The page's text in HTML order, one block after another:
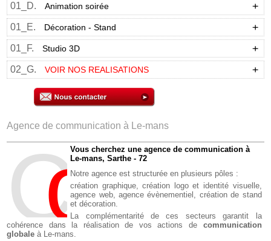
01_D. Animation soirée
01_E. Décoration - Stand
01_F. Studio 3D
02_G. VOIR NOS REALISATIONS
Agence de communication à Le-mans
CoM
Vous cherchez une agence de communication à
Le-mans, Sarthe - 72
Notre agence est structurée en plusieurs pôles :
création graphique, création logo et identité visuelle,
agence web, agence évènementiel, création de stand
et décoration.
La complémentarité de ces secteurs garantit la
cohérence dans la réalisation de vos actions de communication
globale à Le-mans.